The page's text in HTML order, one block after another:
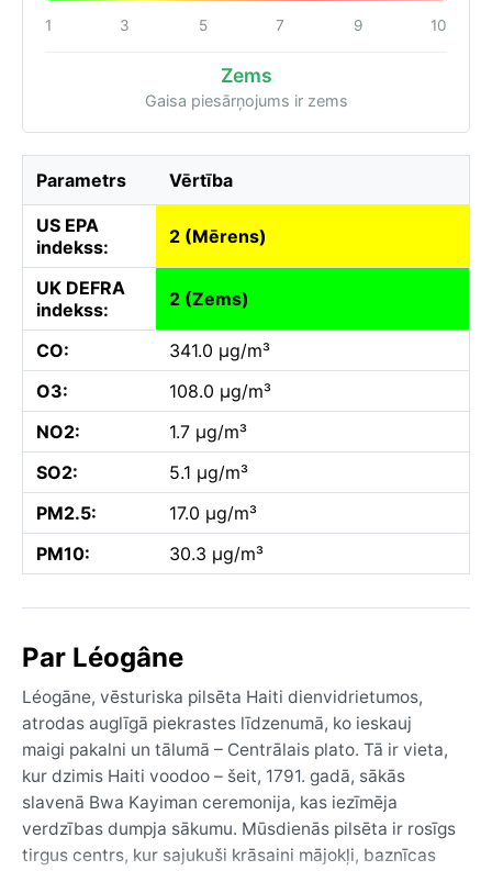
1 3 5 7 9 10
Zems
Gaisa piesārņojums ir zems
Parametrs Vērtība
US EPA
indekss:
2 (Mērens)
UK DEFRA
indekss:
2 (Zems)
CO:
341.0 µg/m³
O3:
108.0 µg/m³
NO2:
1.7 µg/m³
SO2:
5.1 µg/m³
PM2.5:
17.0 µg/m³
PM10:
30.3 µg/m³
Par Léogâne
Léogāne, vēsturiska pilsēta Haiti dienvidrietumos,
atrodas auglīgā piekrastes līdzenumā, ko ieskauj
maigi pakalni un tālumā – Centrālais plato. Tā ir vieta,
kur dzimis Haiti voodoo – šeit, 1791. gadā, sākās
slavenā Bwa Kayiman ceremonija, kas iezīmēja
verdzības dumpja sākumu. Mūsdienās pilsēta ir rosīgs
tirgus centrs, kur sajukuši krāsaini mājokļi, baznīcas